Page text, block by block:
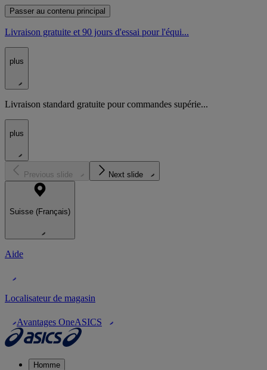
Passer au contenu principal
Livraison gratuite et 90 jours d'essai pour l'équi...
plus
Livraison standard gratuite pour commandes supérie...
plus
Previous slide Next slide
Suisse (Français)
Aide
Localisateur de magasin
Avantages OneASICS
Homme